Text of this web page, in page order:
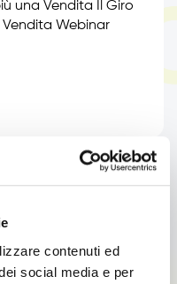
contenuti ed
social media e per
una Vendita Il Giro
Webinar